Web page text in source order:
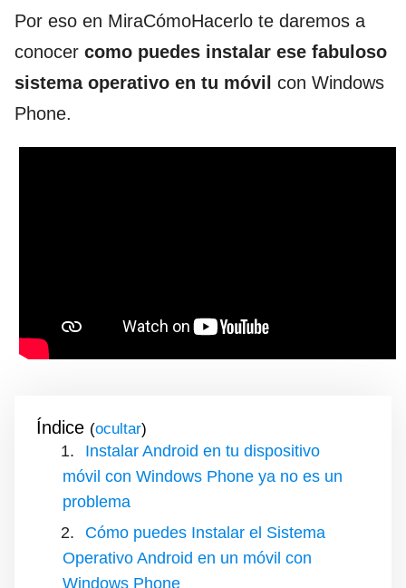
Por eso en MiraCómoHacerlo te daremos a
conocer como puedes instalar ese fabuloso
sistema operativo en tu móvil con Windows
Phone.
Índice ( )
Instalar Android en tu dispositivo
móvil con Windows Phone ya no es un
problema
Cómo puedes Instalar el Sistema
Operativo Android en un móvil con
Windows Phone